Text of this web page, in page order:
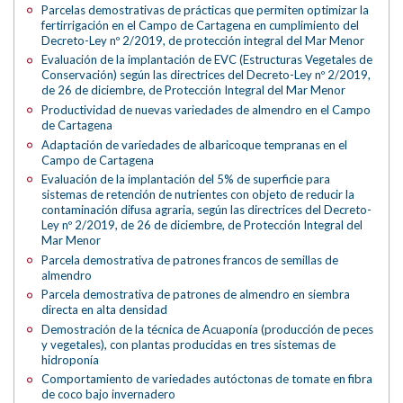
Parcelas demostrativas de prácticas que permiten optimizar la
fertirrigación en el Campo de Cartagena en cumplimiento del
Decreto-Ley nº 2/2019, de protección integral del Mar Menor
Evaluación de la implantación de EVC (Estructuras Vegetales de
Conservación) según las directrices del Decreto-Ley nº 2/2019,
de 26 de diciembre, de Protección Integral del Mar Menor
Productividad de nuevas variedades de almendro en el Campo
de Cartagena
Adaptación de variedades de albaricoque tempranas en el
Campo de Cartagena
Evaluación de la implantación del 5% de superficie para
sistemas de retención de nutrientes con objeto de reducir la
contaminación difusa agraria, según las directrices del Decreto-
Ley nº 2/2019, de 26 de diciembre, de Protección Integral del
Mar Menor
Parcela demostrativa de patrones francos de semillas de
almendro
Parcela demostrativa de patrones de almendro en siembra
directa en alta densidad
Demostración de la técnica de Acuaponía (producción de peces
y vegetales), con plantas producidas en tres sistemas de
hidroponía
Comportamiento de variedades autóctonas de tomate en fibra
de coco bajo invernadero